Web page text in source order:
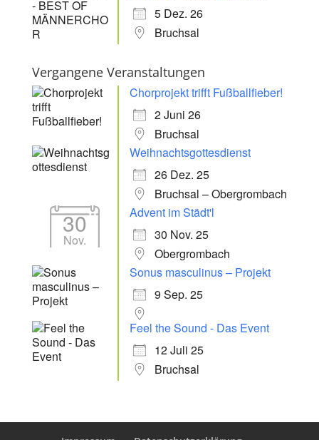
5 Dez. 26
Bruchsal
Vergangene Veranstaltungen
Chorprojekt trifft Fußballfieber!
2 Juni 26
Bruchsal
Weihnachtsgottesdienst
26 Dez. 25
Bruchsal – Obergrombach
30
Nov.
Advent im Städt'l
30 Nov. 25
Obergrombach
Sonus masculinus – Projekt
9 Sep. 25
Feel the Sound - Das Event
12 Juli 25
Bruchsal